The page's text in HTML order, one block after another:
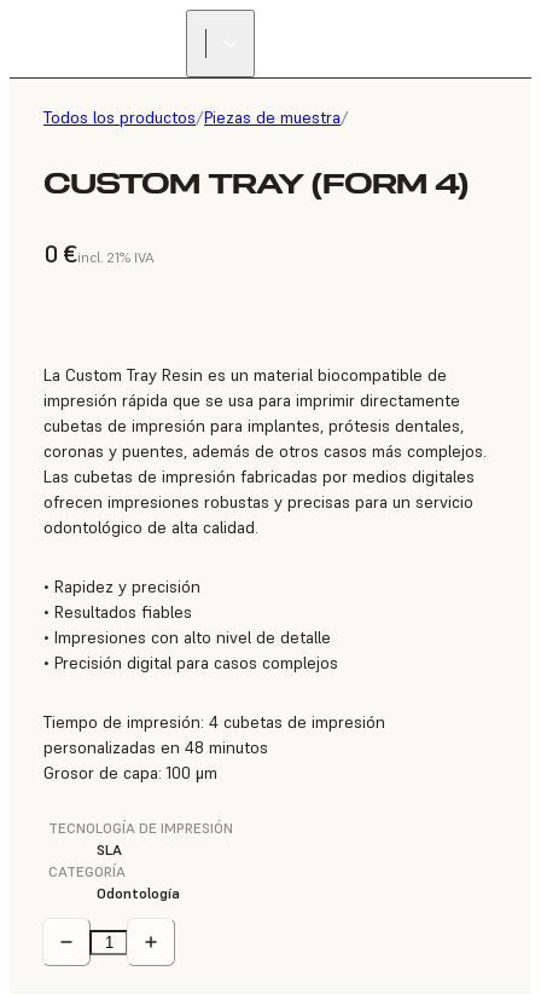
Todos los productos/Piezas de muestra/
CUSTOM TRAY (FORM 4)
0 €incl. 21% IVA
La Custom Tray Resin es un material biocompatible de
impresión rápida que se usa para imprimir directamente
cubetas de impresión para implantes, prótesis dentales,
coronas y puentes, además de otros casos más complejos.
Las cubetas de impresión fabricadas por medios digitales
ofrecen impresiones robustas y precisas para un servicio
odontológico de alta calidad.
• Rapidez y precisión
• Resultados fiables
• Impresiones con alto nivel de detalle
• Precisión digital para casos complejos
Tiempo de impresión: 4 cubetas de impresión
personalizadas en 48 minutos
Grosor de capa: 100 μm
TECNOLOGÍA DE IMPRESIÓN
SLA
CATEGORÍA
Odontología